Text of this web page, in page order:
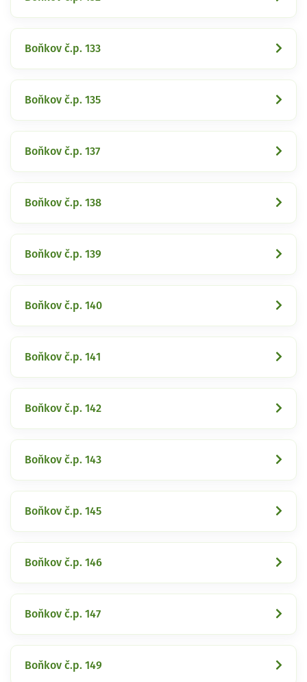
Boňkov č.p. 133
Boňkov č.p. 135
Boňkov č.p. 137
Boňkov č.p. 138
Boňkov č.p. 139
Boňkov č.p. 140
Boňkov č.p. 141
Boňkov č.p. 142
Boňkov č.p. 143
Boňkov č.p. 145
Boňkov č.p. 146
Boňkov č.p. 147
Boňkov č.p. 149